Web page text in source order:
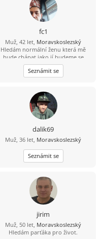
fc1
Muž, 42 let, Moravskoslezský
Hledám normální ženu která mě
bude chápat jako jí budeme se
podporovat navzájem v dobrém i
zlem nesnáším nevěru a která ví co
od života chce
Seznámit se
dalik69
Muž, 36 let, Moravskoslezský
Seznámit se
jirim
Muž, 50 let, Moravskoslezský
Hledám parťáka pro život.